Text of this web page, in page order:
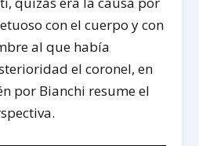
con el cuerpo y con
al que había
el coronel, en
por Bianchi resume el